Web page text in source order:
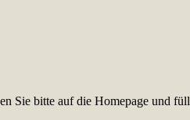
Sie bitte auf die Homepage und